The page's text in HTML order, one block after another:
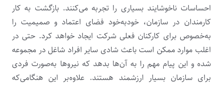
احساسات ناخوشایند بسیاری را تجربه می‌کنند. بازگشت به کار
کارمندان در سازمان، خودبه‌خود فضای اعتماد و صمیمیت را
به‌خصوص برای کارکنان فعلی شرکت ایجاد خواهد کرد. حتی در
اغلب موارد ممکن است باعث شادی سایر افراد شاغل در مجموعه
شده و این پیام مهم را به آن‌ها بدهد که نیروها به‌صورت فردی
برای سازمان بسیار ارزشمند هستند. علاوه‌بر این هنگامی‌که